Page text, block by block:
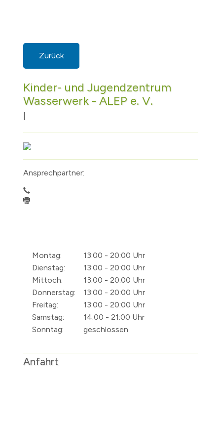
Zurück
Kinder- und Jugendzentrum
Wasserwerk - ALEP e. V.
Ansprechpartner:
Montag:
13:00 - 20:00 Uhr
Dienstag:
13:00 - 20:00 Uhr
Mittoch:
13:00 - 20:00 Uhr
Donnerstag:
13:00 - 20:00 Uhr
Freitag:
13:00 - 20:00 Uhr
Samstag:
14:00 - 21:00 Uhr
Sonntag:
geschlossen
Anfahrt